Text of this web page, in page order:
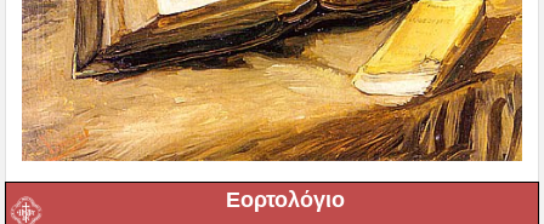
Εορτολόγιο